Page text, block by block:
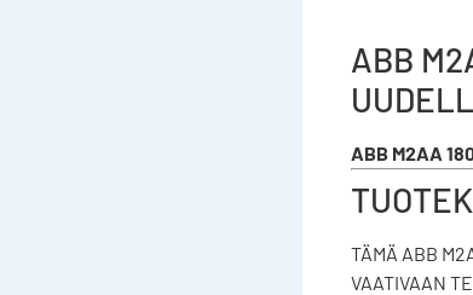
ABB
ABB M2AA
TÄMÄ ABB
VAATIVAAN